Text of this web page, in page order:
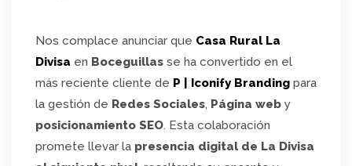
Nos complace anunciar que Casa Rural La
Divisa en Boceguillas se ha convertido en el
más reciente cliente de P | Iconify Branding para
la gestión de Redes Sociales, Página web y
posicionamiento SEO. Esta colaboración
promete llevar la presencia digital de La Divisa